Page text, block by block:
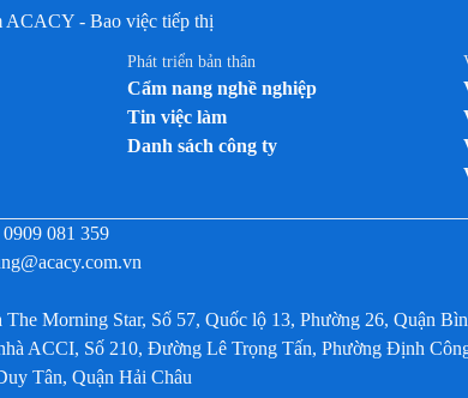
(Sales Team
Việc làm tại Điện Biên
Việc làm tại Đồng Tháp
Việc làm tại Hà Nam
Việc làm tại Hà Tĩnh
ACACY - Bao việc tiếp thị
Phát triển bản thân
Cẩm nang nghề nghiệp
Tin việc làm
Danh sách công ty
0909 081 359
Morning Star, Số 57, Quốc lộ 13, Phường 26, Quận
ACCI, Số 210, Đường Lê Trọng Tấn, Phường Định
Tân, Quận Hải Châu